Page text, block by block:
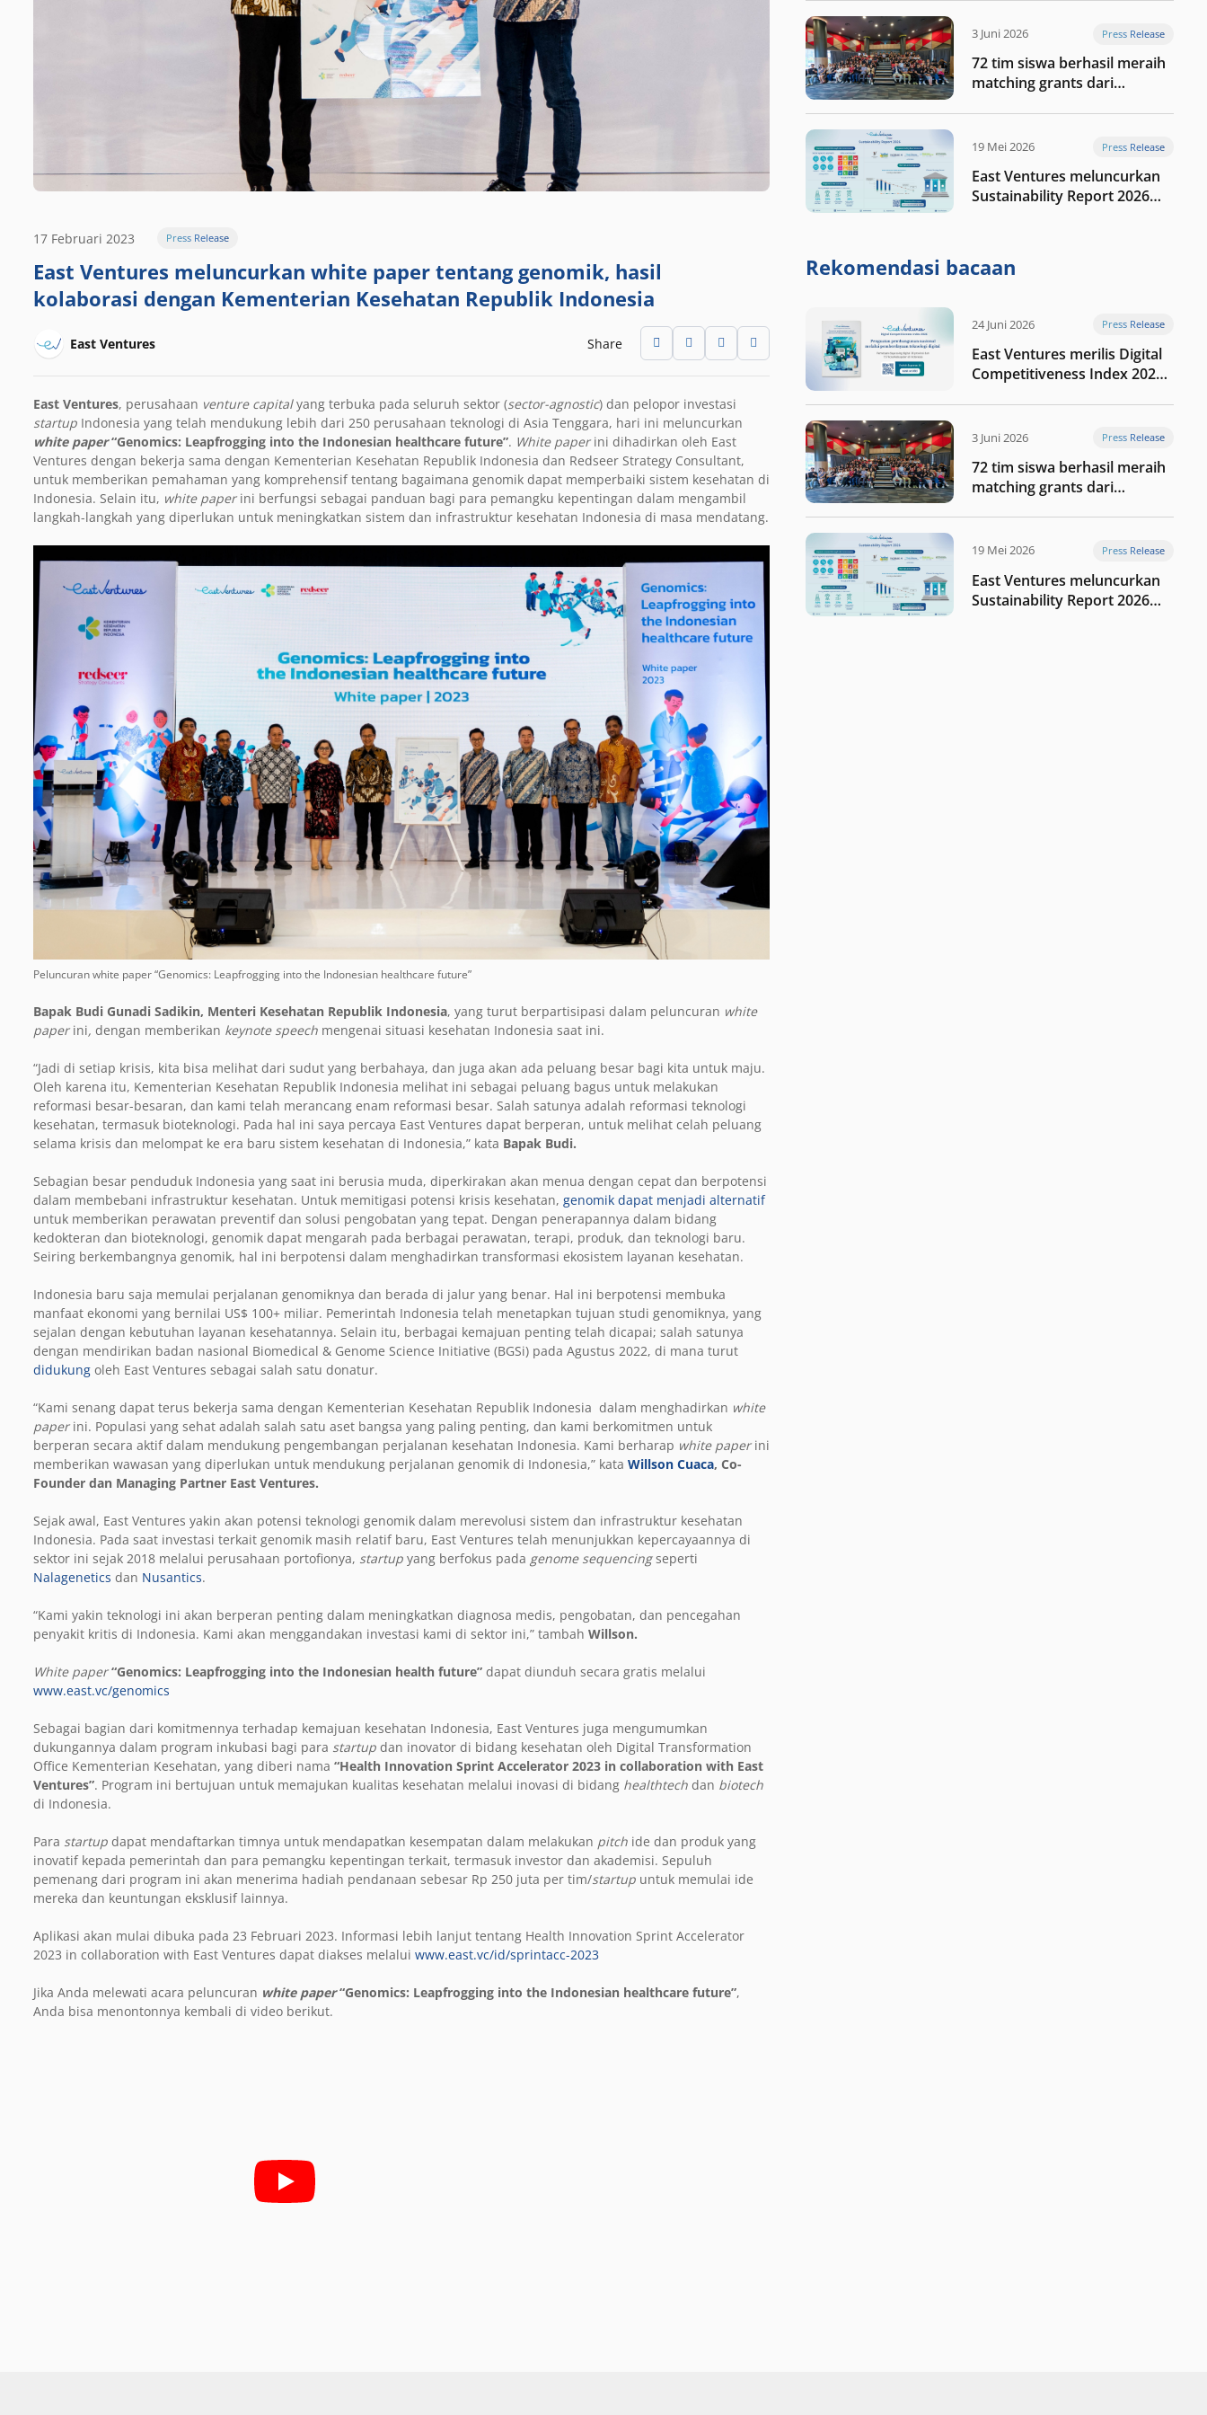
17 Februari 2023 Press Release
East Ventures meluncurkan white paper tentang genomik, hasil
kolaborasi dengan Kementerian Kesehatan Republik Indonesia
East Ventures Share
East Ventures, perusahaan venture capitalyang terbuka pada seluruh sektor (sector-agnostic) dan pelopor investasi
startup Indonesia yang telah mendukung lebih dari 250 perusahaan teknologi di Asia Tenggara, hari ini meluncurkan
white paper“Genomics: Leapfrogging into the Indonesian healthcare future”. White paperini dihadirkan oleh East
Ventures dengan bekerja sama dengan Kementerian Kesehatan Republik Indonesia dan Redseer Strategy Consultant,
untuk memberikan pemahaman yang komprehensif tentang bagaimana genomik dapat memperbaiki sistem kesehatan di
Indonesia. Selain itu, white paperini berfungsi sebagai panduan bagi para pemangku kepentingan dalam mengambil
langkah-langkah yang diperlukan untuk meningkatkan sistem dan infrastruktur kesehatan Indonesia di masa mendatang.
Peluncuran white paper “Genomics: Leapfrogging into the Indonesian healthcare future”
Bapak Budi Gunadi Sadikin, Menteri Kesehatan Republik Indonesia, yang turut berpartisipasi dalam peluncuran white
paperini, dengan memberikan keynote speech mengenai situasi kesehatan Indonesia saat ini.
“Jadi di setiap krisis, kita bisa melihat dari sudut yang berbahaya, dan juga akan ada peluang besar bagi kita untuk maju.
Oleh karena itu, Kementerian Kesehatan Republik Indonesia melihat ini sebagai peluang bagus untuk melakukan
reformasi besar-besaran, dan kami telah merancang enam reformasi besar. Salah satunya adalah reformasi teknologi
kesehatan, termasuk bioteknologi. Pada hal ini saya percaya East Ventures dapat berperan, untuk melihat celah peluang
selama krisis dan melompat ke era baru sistem kesehatan di Indonesia,” kata Bapak Budi.
Sebagian besar penduduk Indonesia yang saat ini berusia muda, diperkirakan akan menua dengan cepat dan berpotensi
dalam membebani infrastruktur kesehatan. Untuk memitigasi potensi krisis kesehatan, genomik dapat menjadi alternatif
untuk memberikan perawatan preventif dan solusi pengobatan yang tepat. Dengan penerapannya dalam bidang
kedokteran dan bioteknologi, genomik dapat mengarah pada berbagai perawatan, terapi, produk, dan teknologi baru.
Seiring berkembangnya genomik, hal ini berpotensi dalam menghadirkan transformasi ekosistem layanan kesehatan.
Indonesia baru saja memulai perjalanan genomiknya dan berada di jalur yang benar. Hal ini berpotensi membuka
manfaat ekonomi yang bernilai US$ 100+ miliar. Pemerintah Indonesia telah menetapkan tujuan studi genomiknya, yang
sejalan dengan kebutuhan layanan kesehatannya. Selain itu, berbagai kemajuan penting telah dicapai; salah satunya
dengan mendirikan badan nasional Biomedical & Genome Science Initiative (BGSi) pada Agustus 2022, di mana turut
didukung oleh East Ventures sebagai salah satu donatur.
“Kami senang dapat terus bekerja sama dengan Kementerian Kesehatan Republik Indonesia dalam menghadirkan white
paperini. Populasi yang sehat adalah salah satu aset bangsa yang paling penting, dan kami berkomitmen untuk
berperan secara aktif dalam mendukung pengembangan perjalanan kesehatan Indonesia. Kami berharap white paperini
memberikan wawasan yang diperlukan untuk mendukung perjalanan genomik di Indonesia,” kata Willson Cuaca, Co-
Founder dan Managing Partner East Ventures.
Sejak awal, East Ventures yakin akan potensi teknologi genomik dalam merevolusi sistem dan infrastruktur kesehatan
Indonesia. Pada saat investasi terkait genomik masih relatif baru, East Ventures telah menunjukkan kepercayaannya di
sektor ini sejak 2018 melalui perusahaan portofionya, startup yang berfokus pada genome sequencingseperti
Nalagenetics dan Nusantics.
“Kami yakin teknologi ini akan berperan penting dalam meningkatkan diagnosa medis, pengobatan, dan pencegahan
penyakit kritis di Indonesia. Kami akan menggandakan investasi kami di sektor ini,” tambah Willson.
White paper“Genomics: Leapfrogging into the Indonesian health future” dapat diunduh secara gratis melalui
www.east.vc/genomics
Sebagai bagian dari komitmennya terhadap kemajuan kesehatan Indonesia, East Ventures juga mengumumkan
dukungannya dalam program inkubasi bagi para startup dan inovator di bidang kesehatan oleh Digital Transformation
Office Kementerian Kesehatan, yang diberi nama “Health Innovation Sprint Accelerator 2023 in collaboration with East
Ventures”. Program ini bertujuan untuk memajukan kualitas kesehatan melalui inovasi di bidang healthtech dan biotech
di Indonesia.
Para startup dapat mendaftarkan timnya untuk mendapatkan kesempatan dalam melakukan pitch ide dan produk yang
inovatif kepada pemerintah dan para pemangku kepentingan terkait, termasuk investor dan akademisi. Sepuluh
pemenang dari program ini akan menerima hadiah pendanaan sebesar Rp 250 juta per tim/startup untuk memulai ide
mereka dan keuntungan eksklusif lainnya.
Aplikasi akan mulai dibuka pada 23 Februari 2023. Informasi lebih lanjut tentang Health Innovation Sprint Accelerator
2023 in collaboration with East Ventures dapat diakses melalui www.east.vc/id/sprintacc-2023
Jika Anda melewati acara peluncuran white paper“Genomics: Leapfrogging into the Indonesian healthcare future”,
Anda bisa menontonnya kembali di video berikut.
3 Juni 2026 Press Release
72 tim siswa berhasil meraih
matching grants dari
19 Mei 2026 Press Release
East Ventures meluncurkan
Sustainability Report 2026
Rekomendasi bacaan
24 Juni 2026 Press Release
East Ventures merilis Digital
Competitiveness Index 2026,
3 Juni 2026 Press Release
72 tim siswa berhasil meraih
matching grants dari
19 Mei 2026 Press Release
East Ventures meluncurkan
Sustainability Report 2026